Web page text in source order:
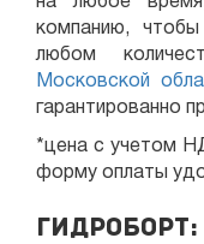
компанию,
любом
Московской
гарантированно
*цена с учетом
форму оплаты